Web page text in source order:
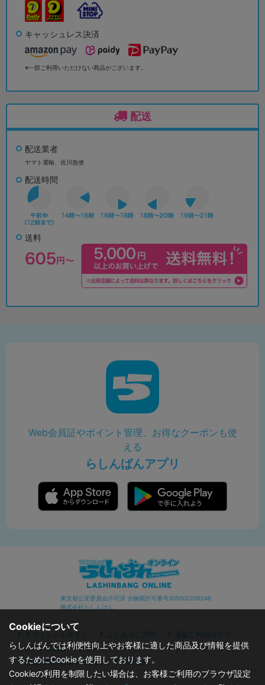
キャッシュレス決済
※一部ご利用いただけない商品がございます。
配送
配送業者
ヤマト運輸、佐川急便
配送時間
送料
Web会員証やポイント管理、お得なクーポンも使
える
らしんばんアプリ
東京都公安委員会許可済 古物商許可番号305500206246
株式会社らしんばん
オフィシャルサイト よくあるご質問
通販ご利用ガイド
お問い合わせ
セキュリティポリシー
プライバシーポリシー
特定商取引に関する表記
利用規約
Cookieについて
らしんばんでは利便性向上やお客様に適した商品及び情報を提供
するためにCookieを使用しております。
Cookieの利用を制限したい場合は、お客様ご利用のブラウザ設定